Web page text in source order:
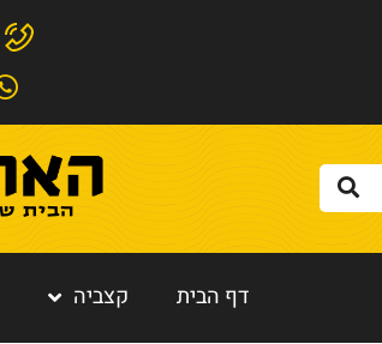
דף הבית קצביה